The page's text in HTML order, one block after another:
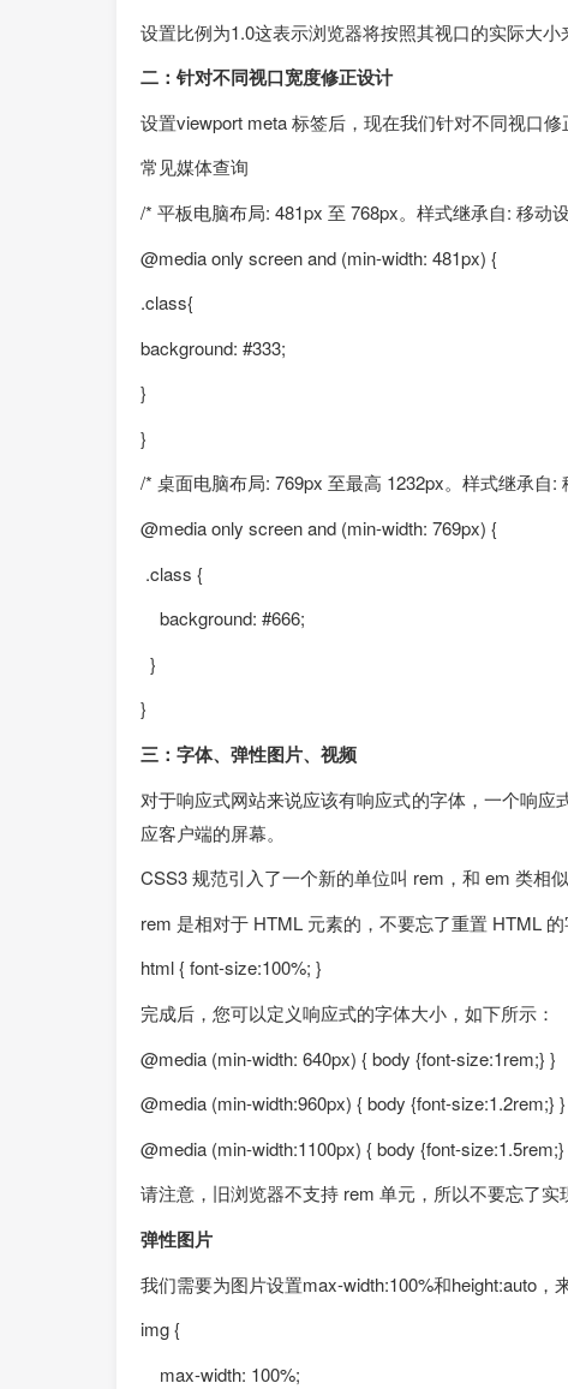
设置比例为1.0这表示浏览器将按照其视口的实际大小
二：针对不同视口宽度修正设计
设置viewport meta 标签后，现在我们针对不同视口
常见媒体查询
/* 平板电脑布局: 481px 至 768px。样式继承自: 移动
@media only screen and (min-width: 481px) {
.class{
background: #333;
}
}
/* 桌面电脑布局: 769px 至最高 1232px。样式继承自
@media only screen and (min-width: 769px) {
.class {
background: #666;
}
}
三：字体、弹性图片、视频
对于响应式网站来说应该有响应式的字体，一个响
应客户端的屏幕。
CSS3 规范引入了一个新的单位叫 rem，和 em 类相
rem 是相对于 HTML 元素的，不要忘了重置 HTML 的
html { font-size:100%; }
完成后，您可以定义响应式的字体大小，如下所示：
@media (min-width: 640px) { body {font-size:1rem;} }
@media (min-width:960px) { body {font-size:1.2rem;} }
@media (min-width:1100px) { body {font-size:1.5rem;}
请注意，旧浏览器不支持 rem 单元，所以不要忘了实
弹性图片
我们需要为图片设置max-width:100%和height:auto
img {
max-width: 100%;